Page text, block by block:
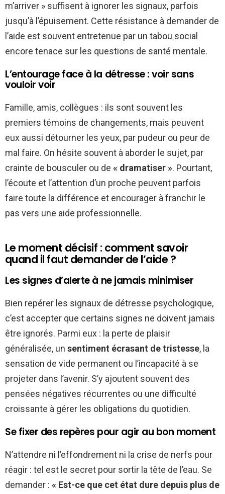
m’arriver » suffisent à ignorer les signaux, parfois
jusqu’à l’épuisement. Cette résistance à demander de
l’aide est souvent entretenue par un tabou social
encore tenace sur les questions de santé mentale.
L’entourage face à la détresse : voir sans
vouloir voir
Famille, amis, collègues : ils sont souvent les
premiers témoins de changements, mais peuvent
eux aussi détourner les yeux, par pudeur ou peur de
mal faire. On hésite souvent à aborder le sujet, par
crainte de bousculer ou de « dramatiser ». Pourtant,
l’écoute et l’attention d’un proche peuvent parfois
faire toute la différence et encourager à franchir le
pas vers une aide professionnelle.
Le moment décisif : comment savoir
quand il faut demander de l’aide ?
Les signes d’alerte à ne jamais minimiser
Bien repérer les signaux de détresse psychologique,
c’est accepter que certains signes ne doivent jamais
être ignorés. Parmi eux : la perte de plaisir
généralisée, un sentiment écrasant de tristesse, la
sensation de vide permanent ou l’incapacité à se
projeter dans l’avenir. S’y ajoutent souvent des
pensées négatives récurrentes ou une difficulté
croissante à gérer les obligations du quotidien.
Se fixer des repères pour agir au bon moment
N’attendre ni l’effondrement ni la crise de nerfs pour
réagir : tel est le secret pour sortir la tête de l’eau. Se
demander : « Est-ce que cet état dure depuis plus de